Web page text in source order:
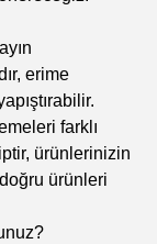
erime
farklı
ürünlerinizin
ürünleri